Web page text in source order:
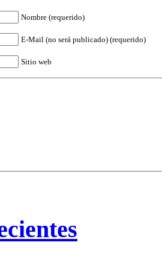
Nombre (requerido)
E-Mail (no será publicado) (requerido)
Sitio web